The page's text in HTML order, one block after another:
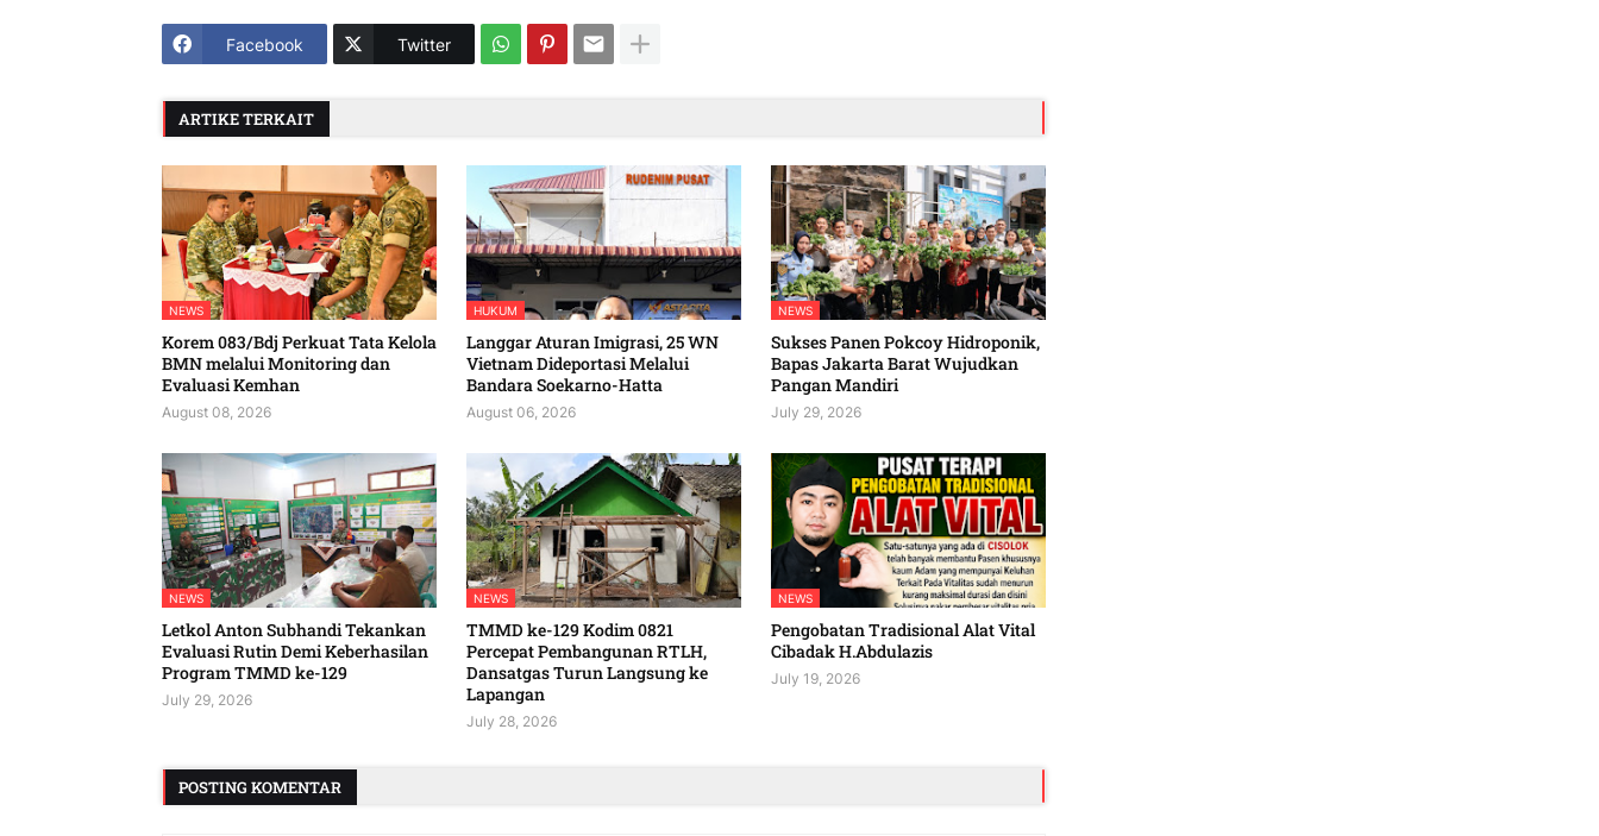
Facebook Twitter
ARTIKE TERKAIT
NEWS
Korem 083/Bdj Perkuat Tata Kelola
BMN melalui Monitoring dan
Evaluasi Kemhan
August 08, 2026
HUKUM
Langgar Aturan Imigrasi, 25 WN
Vietnam Dideportasi Melalui
Bandara Soekarno-Hatta
August 06, 2026
NEWS
Sukses Panen Pokcoy Hidroponik,
Bapas Jakarta Barat Wujudkan
Pangan Mandiri
July 29, 2026
NEWS
Letkol Anton Subhandi Tekankan
Evaluasi Rutin Demi Keberhasilan
Program TMMD ke-129
July 29, 2026
NEWS
TMMD ke-129 Kodim 0821
Percepat Pembangunan RTLH,
Dansatgas Turun Langsung ke
Lapangan
July 28, 2026
NEWS
Pengobatan Tradisional Alat Vital
Cibadak H.Abdulazis
July 19, 2026
POSTING KOMENTAR